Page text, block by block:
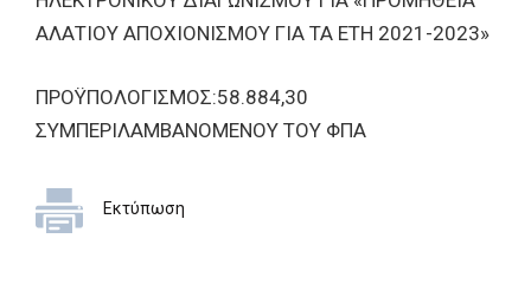
ΑΛΑΤΙΟΥ ΑΠΟΧΙΟΝΙΣΜΟΥ ΓΙΑ ΤΑ ΕΤΗ 2021-2023»
ΠΡΟΫΠΟΛΟΓΙΣΜΟΣ:58.884,30
ΣΥΜΠΕΡΙΛΑΜΒΑΝΟΜΕΝΟΥ ΤΟΥ ΦΠΑ
Εκτύπωση